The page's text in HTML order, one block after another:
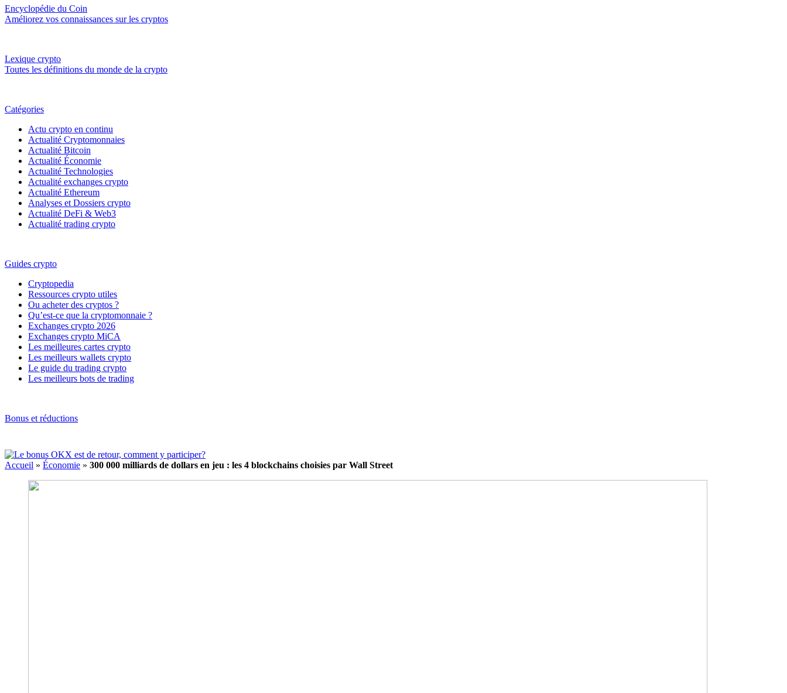
Encyclopédie du Coin
Améliorez vos connaissances sur les cryptos
Lexique crypto
Toutes les définitions du monde de la crypto
Catégories
Actu crypto en continu
Actualité Cryptomonnaies
Actualité Bitcoin
Actualité Économie
Actualité Technologies
Actualité exchanges crypto
Actualité Ethereum
Analyses et Dossiers crypto
Actualité DeFi & Web3
Actualité trading crypto
Guides crypto
Cryptopedia
Ressources crypto utiles
Ou acheter des cryptos ?
Qu’est-ce que la cryptomonnaie ?
Exchanges crypto 2026
Exchanges crypto MiCA
Les meilleures cartes crypto
Les meilleurs wallets crypto
Le guide du trading crypto
Les meilleurs bots de trading
Bonus et réductions
Accueil » Économie » 300 000 milliards de dollars en jeu : les 4 blockchains choisies par Wall Street